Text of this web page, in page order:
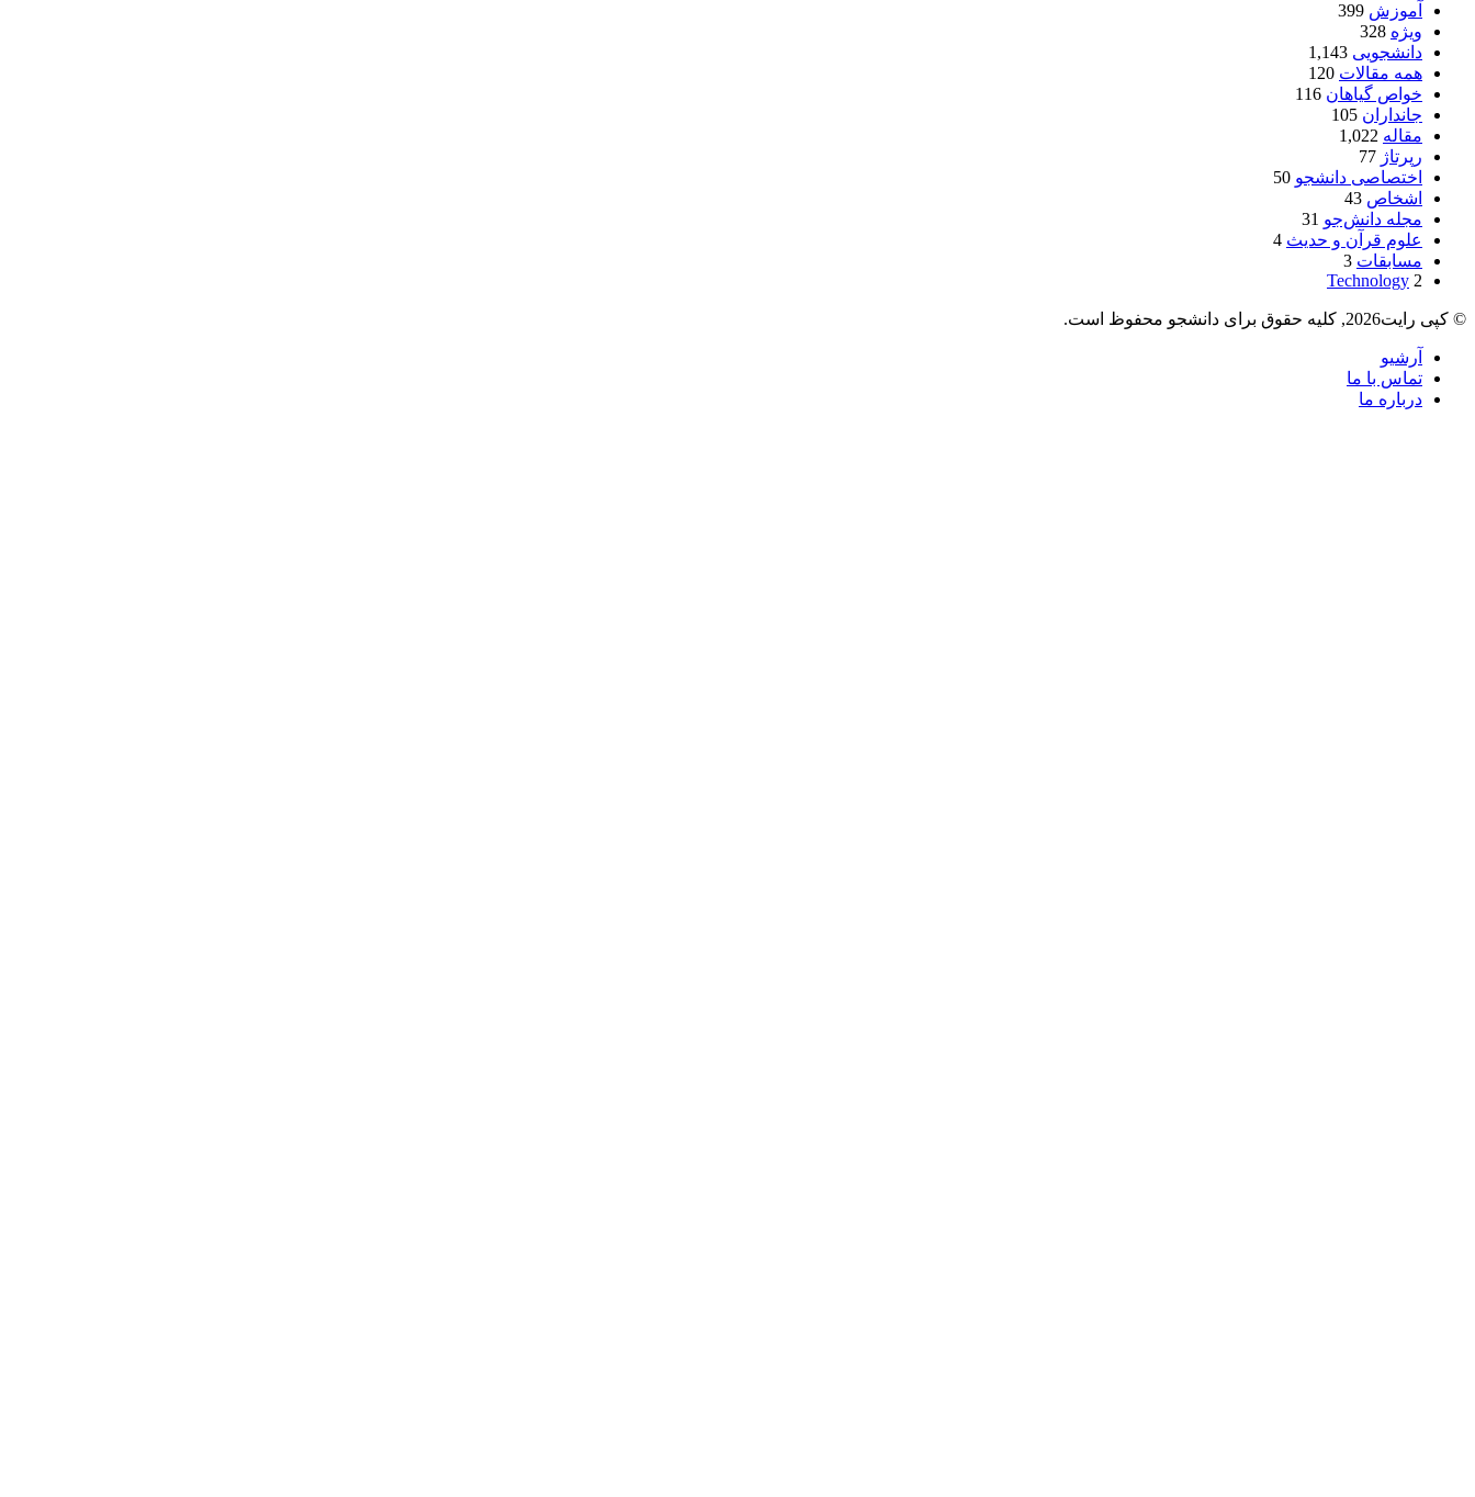
آموزش 399
ویژه 328
دانشجویی 1,143
همه مقالات 120
خواص گیاهان 116
جانداران 105
مقاله 1,022
رپرتاژ 77
اختصاصی دانشجو 50
اشخاص 43
مجله دانش‌جو 31
علوم قرآن و حدیث 4
مسابقات 3
Technology 2
© کپی رایت2026, کلیه حقوق برای دانشجو محفوظ است.
آرشیو
تماس با ما
درباره ما